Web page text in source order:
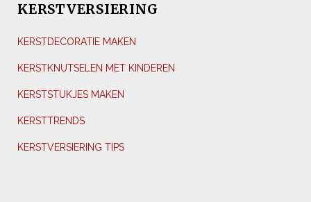
KERSTVERSIERING
KERSTDECORATIE MAKEN
KERSTKNUTSELEN MET KINDEREN
KERSTSTUKJES MAKEN
KERSTTRENDS
KERSTVERSIERING TIPS